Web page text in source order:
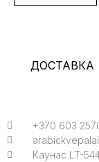
ДОСТАВКА
+370 603
Каунас LT-